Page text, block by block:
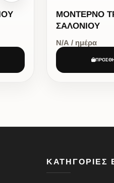
ΜΟΝΤΕΡΝΟ
ΣΑΛΟΝΙΟΥ
Ν/Α / ημέρα
ΚΑΤΗΓΟΡΙΕΣ